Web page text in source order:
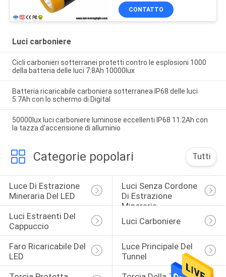
CONTATTO
Luci carboniere
Cicli carbonieri sotterranei protetti contro le esplosioni 1000
della batteria delle luci 7.8Ah 10000lux
Batteria ricaricabile carboniera sotterranea IP68 delle luci
5.7Ah con lo schermo di Digital
50000lux luci carboniere luminose eccellenti IP68 11.2Ah con
la tazza d'accensione di alluminio
Categorie popolari Tutti
Luce Di Estrazione
Mineraria Del LED
Luci Senza Cordone
Di Estrazione
Mineraria
Luci Estraenti Del
Cappuccio
Luci Carboniere
Faro Ricaricabile Del
LED
Luce Principale Del
Tunnel